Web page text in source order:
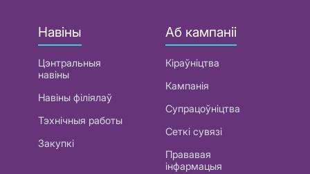
Навіны
Цэнтральныя
навіны
Навіны філіялаў
Тэхнічныя работы
Закупкі
Аб кампаніі
Кіраўніцтва
Кампанія
Супрацоўніцтва
Сеткі сувязі
Прававая
інфармацыя